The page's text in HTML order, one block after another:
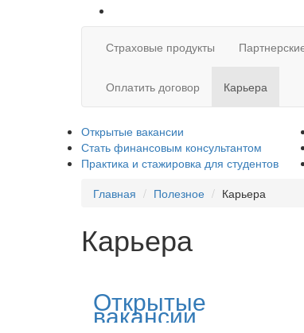
Страховые продукты
Оплатить договор Карьера
Открытые вакансии
Стать финансовым консультантом
Практика и стажировка для студентов
Главная
Полезное Карьера
Карьера
Открытые
вакансии